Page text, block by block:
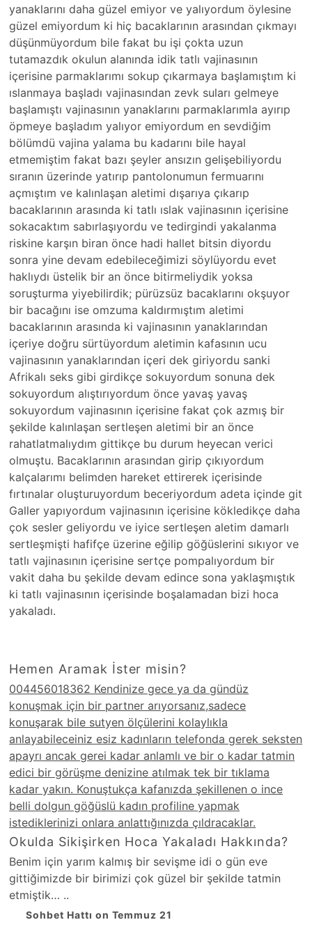
yanaklarını daha güzel emiyor ve yalıyordum öylesine
güzel emiyordum ki hiç bacaklarının arasından çıkmayı
düşünmüyordum bile fakat bu işi çokta uzun
tutamazdık okulun alanında idik tatlı vajinasının
içerisine parmaklarımı sokup çıkarmaya başlamıştım ki
ıslanmaya başladı vajinasından zevk suları gelmeye
başlamıştı vajinasının yanaklarını parmaklarımla ayırıp
öpmeye başladım yalıyor emiyordum en sevdiğim
bölümdü vajina yalama bu kadarını bile hayal
etmemiştim fakat bazı şeyler ansızın gelişebiliyordu
sıranın üzerinde yatırıp pantolonumun fermuarını
açmıştım ve kalınlaşan aletimi dışarıya çıkarıp
bacaklarının arasında ki tatlı ıslak vajinasının içerisine
sokacaktım sabırlaşıyordu ve tedirgindi yakalanma
riskine karşın biran önce hadi hallet bitsin diyordu
sonra yine devam edebileceğimizi söylüyordu evet
haklıydı üstelik bir an önce bitirmeliydik yoksa
soruşturma yiyebilirdik; pürüzsüz bacaklarını okşuyor
bir bacağını ise omzuma kaldırmıştım aletimi
bacaklarının arasında ki vajinasının yanaklarından
içeriye doğru sürtüyordum aletimin kafasının ucu
vajinasının yanaklarından içeri dek giriyordu sanki
Afrikalı seks gibi girdikçe sokuyordum sonuna dek
sokuyordum alıştırıyordum önce yavaş yavaş
sokuyordum vajinasının içerisine fakat çok azmış bir
şekilde kalınlaşan sertleşen aletimi bir an önce
rahatlatmalıydım gittikçe bu durum heyecan verici
olmuştu. Bacaklarının arasından girip çıkıyordum
kalçalarımı belimden hareket ettirerek içerisinde
fırtınalar oluşturuyordum beceriyordum adeta içinde git
Galler yapıyordum vajinasının içerisine kökledikçe daha
çok sesler geliyordu ve iyice sertleşen aletim damarlı
sertleşmişti hafifçe üzerine eğilip göğüslerini sıkıyor ve
tatlı vajinasının içerisine sertçe pompalıyordum bir
vakit daha bu şekilde devam edince sona yaklaşmıştık
ki tatlı vajinasının içerisinde boşalamadan bizi hoca
yakaladı.
Hemen Aramak İster misin?
004456018362 Kendinize gece ya da gündüz
konuşmak için bir partner arıyorsanız,sadece
konuşarak bile sutyen ölçülerini kolaylıkla
anlayabileceiniz esiz kadınların telefonda gerek seksten
apayrı ancak gerei kadar anlamlı ve bir o kadar tatmin
edici bir görüşme denizine atılmak tek bir tıklama
kadar yakın. Konuştukça kafanızda şekillenen o ince
belli dolgun göğüslü kadın profiline yapmak
istediklerinizi onlara anlattığınızda çıldracaklar.
Okulda Sikişirken Hoca Yakaladı Hakkında?
Benim için yarım kalmış bir sevişme idi o gün eve
gittiğimizde bir birimizi çok güzel bir şekilde tatmin
etmiştik… ..
Sohbet Hattı on Temmuz 21